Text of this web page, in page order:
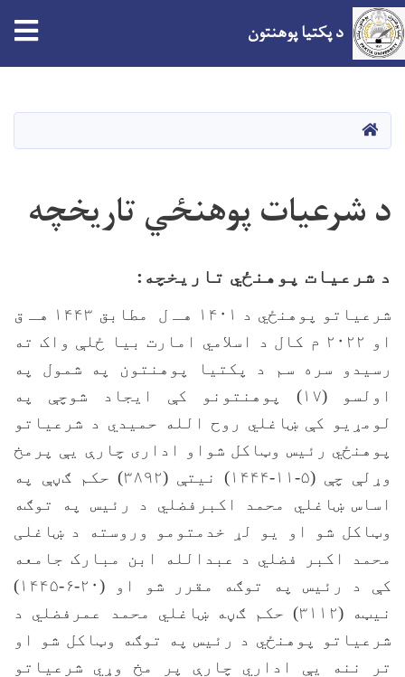
د پکتیا پوهنتون
کور
د شرعیات پوهنځي تاریخچه
د شرعیات پوهنځي تاریخچه:
شرعیاتو پوهنځي د
۱۴۰۱ هـ ل مطابق ۱۴۴۳ هـ ق
او ۲۰۲۲ م کال د اسلامي امارت بیا ځلې واک ته
رسیدو سره سم د پکتیا پوهنتون په شمول په
اولسو (۱۷) پوهنتونو کې ایجاد شوچې په
لومړیو کې ښاغلي روح الله حمیدي د شرعیاتو
پوهنځي رئيس وټاکل شواو اداری چارې یې پرمخ
وړلې چې (۵-۱۱-۱۴۴۴) نیتې (۳۸۹۲) حکم ګڼې په
اساس ښاغلي محمد اکبرفضلي د رئیس په توګه
وټاکل شو او یو لړ خدمتومو وروسته د ښاغلی
محمد اکبر فضلي د عبدالله ابن مبارک جامعه
کې د رئیس په توګه مقرر شو او (۲۰-۶-۱۴۴۵)
نیټه (۳۱۱۲) حکم ګڼه ښاغلي محمد عمرفضلي د
شرعیاتو پوهنځي د رئیس په توګه وټاکل شو او
تر ننه یې اداري چارې پر مخ وړي شرعیاتو